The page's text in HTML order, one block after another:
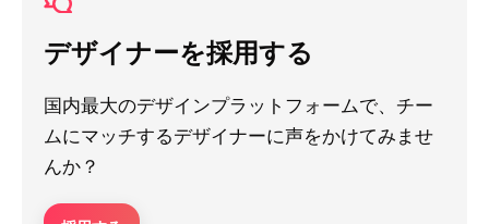
デザイナーを採用する
国内最大のデザインプラットフォームで、チー
ムにマッチするデザイナーに声をかけてみませ
んか？